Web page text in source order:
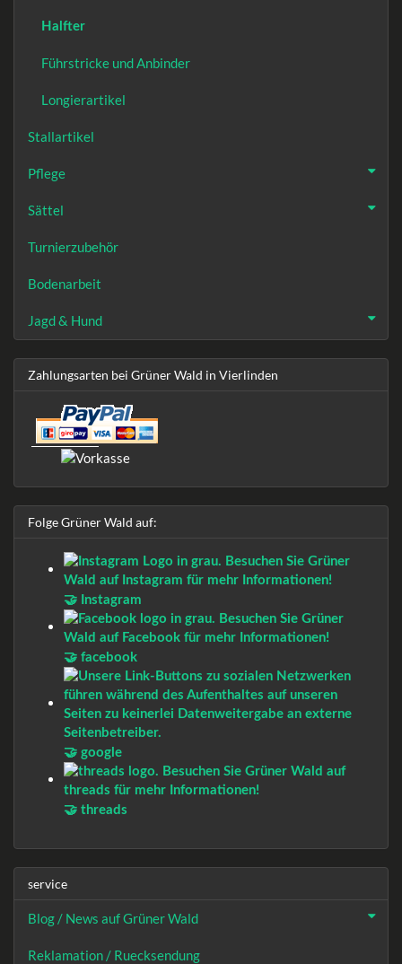
Halfter
Führstricke und Anbinder
Longierartikel
Stallartikel
Pflege
Sättel
Turnierzubehör
Bodenarbeit
Jagd & Hund
Zahlungsarten bei Grüner Wald in Vierlinden
Folge Grüner Wald auf:
🤝 Instagram
🤝 facebook
🤝 google
🤝 threads
service
Blog / News auf Grüner Wald
Reklamation / Ruecksendung